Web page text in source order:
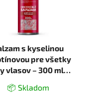
s kyselinou
pre všetky
vlasov – 300 ml –
📦 Skladom